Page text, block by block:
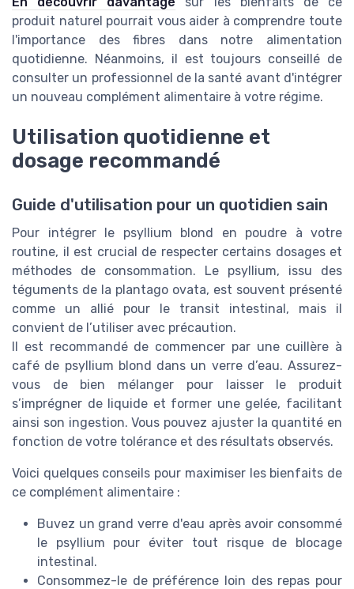
produit naturel pourrait vous aider à comprendre toute
l'importance des fibres dans notre alimentation
quotidienne. Néanmoins, il est toujours conseillé de
consulter un professionnel de la santé avant d'intégrer
un nouveau complément alimentaire à votre régime.
Utilisation quotidienne et
dosage recommandé
Guide d'utilisation pour un quotidien sain
Pour intégrer le psyllium blond en poudre à votre
routine, il est crucial de respecter certains dosages et
méthodes de consommation. Le psyllium, issu des
téguments de la plantago ovata, est souvent présenté
comme un allié pour le transit intestinal, mais il
convient de l’utiliser avec précaution.
Il est recommandé de commencer par une cuillère à
café de psyllium blond dans un verre d’eau. Assurez-
vous de bien mélanger pour laisser le produit
s’imprégner de liquide et former une gelée, facilitant
ainsi son ingestion. Vous pouvez ajuster la quantité en
fonction de votre tolérance et des résultats observés.
Voici quelques conseils pour maximiser les bienfaits de
ce complément alimentaire :
Buvez un grand verre d'eau après avoir consommé
le psyllium pour éviter tout risque de blocage
intestinal.
Consommez-le de préférence loin des repas pour